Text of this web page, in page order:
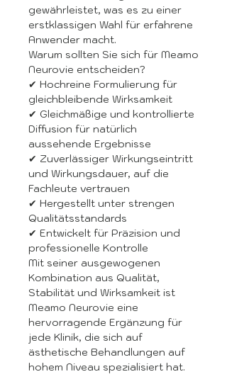
gewährleistet, was es zu einer
erstklassigen Wahl für erfahrene
Anwender macht.
Warum sollten Sie sich für Meamo
Neurovie entscheiden?
✔ Hochreine Formulierung für
gleichbleibende Wirksamkeit
✔ Gleichmäßige und kontrollierte
Diffusion für natürlich
aussehende Ergebnisse
✔ Zuverlässiger Wirkungseintritt
und Wirkungsdauer, auf die
Fachleute vertrauen
✔ Hergestellt unter strengen
Qualitätsstandards
✔ Entwickelt für Präzision und
professionelle Kontrolle
Mit seiner ausgewogenen
Kombination aus Qualität,
Stabilität und Wirksamkeit ist
Meamo Neurovie eine
hervorragende Ergänzung für
jede Klinik, die sich auf
ästhetische Behandlungen auf
hohem Niveau spezialisiert hat.